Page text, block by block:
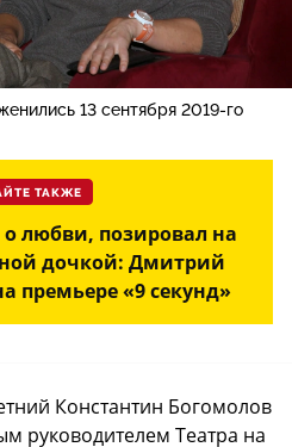
13 сентября 2019-го
ТАКЖЕ
любви, позировал на
дочкой: Дмитрий
премьере «9 секунд»
Константин Богомолов
руководителем Театра на